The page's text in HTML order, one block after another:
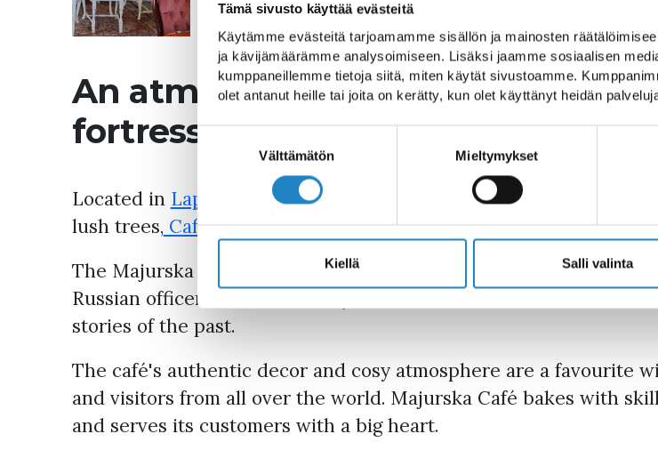
Tämä sivusto käyttää evästeitä
Käytämme evästeitä tarjoamamme sisällön ja mainosten
ja kävijämäärämme analysoimiseen. Lisäksi jaamme sosiaalisen
kumppaneillemme tietoja siitä, miten käytät sivustoamme.
olet antanut heille tai joita on kerätty, kun olet käyttänyt heidän
Suostumuksen
Välttämätön Mieltymykset
Kiellä Salli valinta
An atmospheric old-fashioned
fortress
Located in Lappeenranta Fortress
, surrounded by historic
lush trees, Cafe Majurskais one of Lappeenranta's most famous
The Majurska House was built in the mid-18th century as a
Russian officers' families. Today, the walls of the house hide
stories of the past.
The café's authentic decor and cosy atmosphere are a favourite
and visitors from all over the world. Majurska Café bakes with
and serves its customers with a big heart.